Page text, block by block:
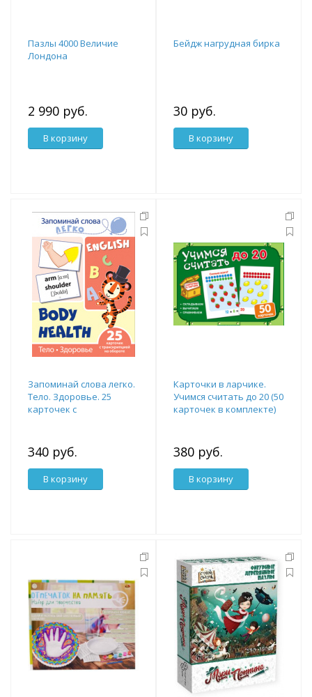
Пазлы 4000 Величие
Лондона
2 990 руб.
В корзину
Бейдж нагрудная бирка
30 руб.
В корзину
Запоминай слова легко.
Тело. Здоровье. 25
карточек с
340 руб.
В корзину
Карточки в ларчике.
Учимся считать до 20 (50
карточек в комплекте)
380 руб.
В корзину